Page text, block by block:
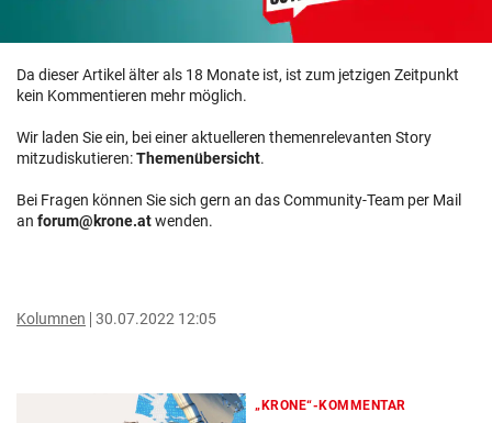
Da dieser Artikel älter als 18 Monate ist, ist zum jetzigen Zeitpunkt
kein Kommentieren mehr möglich.
Wir laden Sie ein, bei einer aktuelleren themenrelevanten Story
mitzudiskutieren:Themenübersicht.
Bei Fragen können Sie sich gern an das Community-Team per Mail
an forum@krone.atwenden.
Kolumnen 30.07.2022 12:05
„KRONE“-KOMMENTAR